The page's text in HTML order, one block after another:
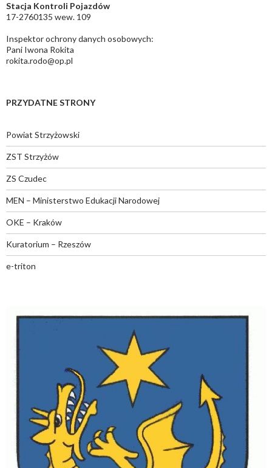
Stacja Kontroli Pojazdów
17-2760135 wew. 109
Inspektor ochrony danych osobowych:
Pani Iwona Rokita
rokita.rodo@op.pl
PRZYDATNE STRONY
Powiat Strzyżowski
ZST Strzyżów
ZS Czudec
MEN – Ministerstwo Edukacji Narodowej
OKE – Kraków
Kuratorium – Rzeszów
e-triton